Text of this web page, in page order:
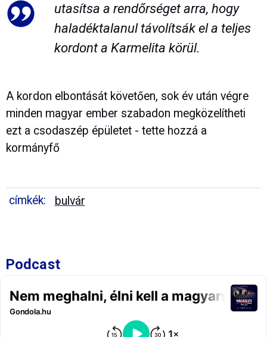
utasítsa a rendőrséget arra, hogy
haladéktalanul távolítsák el a teljes
kordont a Karmelita körül.
A kordon elbontását követően, sok év után végre
minden magyar ember szabadon megközelítheti
ezt a csodaszép épületet - tette hozzá a
kormányfő
címkék: bulvár
Podcast